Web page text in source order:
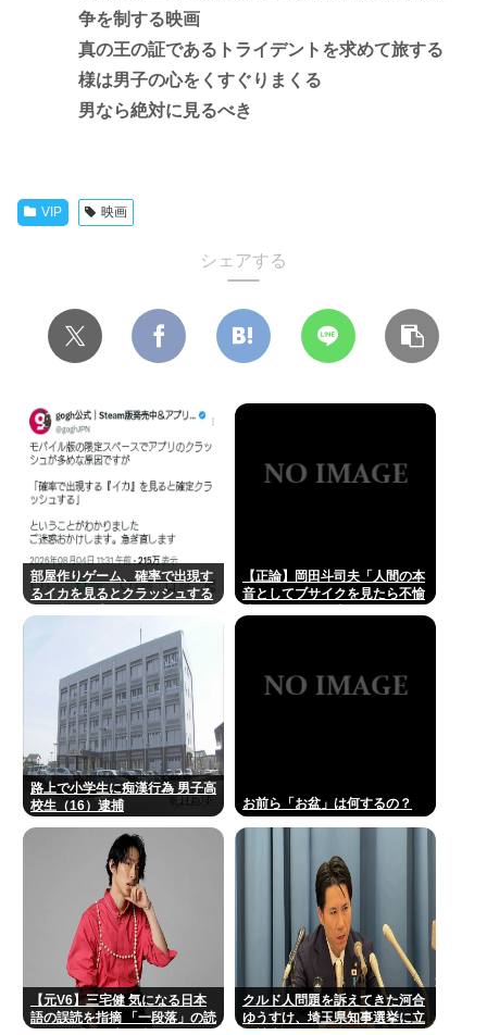
争を制する映画
真の王の証であるトライデントを求めて旅する
様は男子の心をくすぐりまくる
男なら絶対に見るべき
VIP 映画
シェアする
部屋作りゲーム、確率で出現す
るイカを見るとクラッシュする
【正論】岡田斗司夫「人間の本
音としてブサイクを見たら不愉
路上で小学生に痴漢行為 男子高
校生（16）逮捕
お前ら「お盆」は何するの？
【元V6】三宅健 気になる日本
語の誤読を指摘 「一段落」の読
クルド人問題を訴えてきた河合
ゆうすけ、埼玉県知事選挙に立